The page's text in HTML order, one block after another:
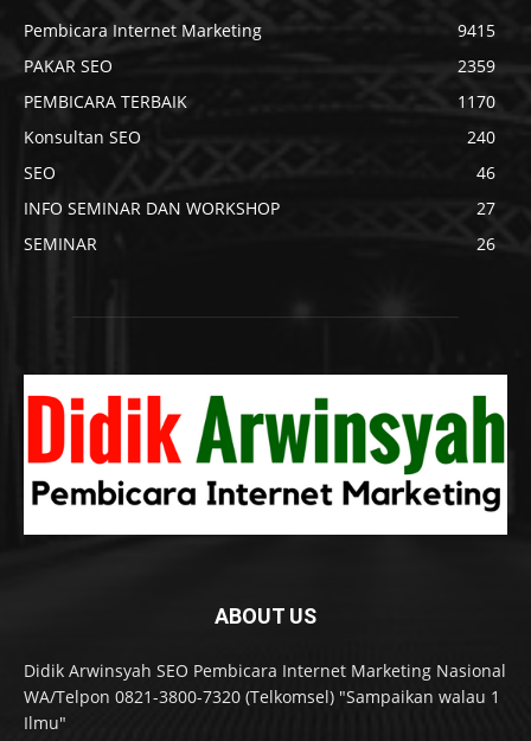
Pembicara Internet Marketing
9415
PAKAR SEO
2359
PEMBICARA TERBAIK
1170
Konsultan SEO
240
SEO
46
INFO SEMINAR DAN WORKSHOP
27
SEMINAR
26
ABOUT US
Didik Arwinsyah SEO Pembicara Internet Marketing Nasional
WA/Telpon 0821-3800-7320 (Telkomsel) "Sampaikan walau 1
Ilmu"